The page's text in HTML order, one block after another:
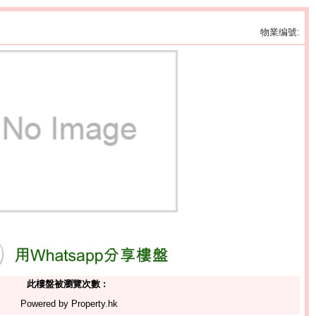
物業编號:
此樓盤被瀏覽次數 :
Powered by Property.hk